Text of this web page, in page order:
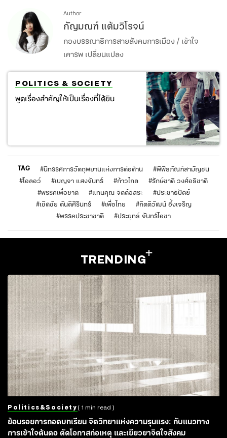
Author
กัญมณฑ์ แต้มวิโรจน์
กองบรรณาธิการสายสังคมการเมือง / เข้าใจ
เคารพ เปลี่ยนแปลง
POLITICS & SOCIETY
พูดเรื่องสำคัญให้เป็นเรื่องที่ได้ยิน
TAG #นิทรรศการวัตถุพยานแห่งการต่อต้าน #พิพิธภัณฑ์สามัญชน
#ไอลอว์ #เบญจา แสงจันทร์ #ก้าวไกล #รักษ์ชาติ วงศ์อธิชาติ
#พรรคเพื่อชาติ #แทนคุณ จิตต์อิสระ #ประชาธิปัตย์
#เชิดชัย ตันติศิรินทร์ #เพื่อไทย #กิตติวัฒน์ อึ้งเจริญ
#พรรคประชาชาติ #ประยุทธ์ จันทร์โอชา
TRENDING
Politics&society ( 1 min read )
ย้อนรอยการถอดบทเรียน จิตวิทยาแห่งความรุนแรง: กับแนวทาง
การเข้าใจต้นตอ ตัดโอกาสก่อเหตุ และเยียวยาจิตใจสังคม